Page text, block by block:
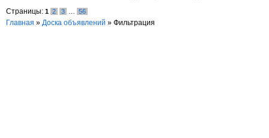
Страницы: 1 2 3 56
Главная » Доска объявлений » Фильтрация